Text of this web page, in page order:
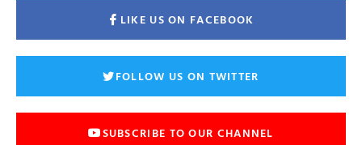
LIKE US ON FACEBOOK
FOLLOW US ON TWITTER
SUBSCRIBE TO OUR CHANNEL